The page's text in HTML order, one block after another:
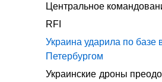
Центральное
RFI
Украина ударила по
Петербургом
Украинские дроны